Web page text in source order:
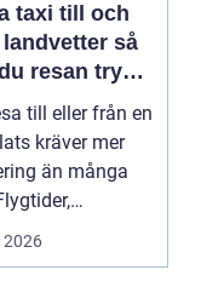
taxi till och
så
resan trygg
till eller från en
kräver mer
än många
säker...
2026